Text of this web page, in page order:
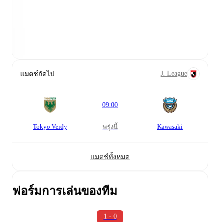
แมตช์ถัดไป J. League
Tokyo Verdy
09:00
พรุ่งนี้ Kawasaki
แมตช์ทั้งหมด
ฟอร์มการเล่นของทีม
1 - 0